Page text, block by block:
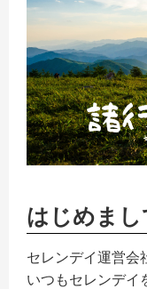
はじめまし
セレンデイ運営会
いつもセレンデイ
記者一覧
記事一覧
特集記事